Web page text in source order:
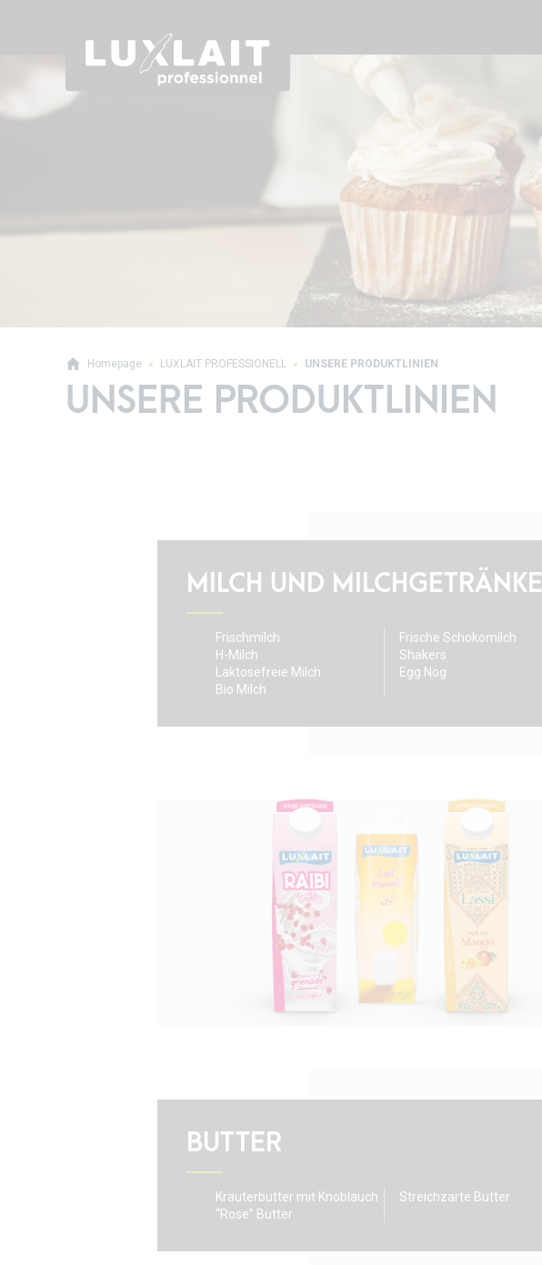
Homepage LUXLAIT PROFESSIONELL UNSERE PRODUKTLINIEN
UNSERE PRODUKTLINIEN
MILCH UND MILCHGETRÄNKE
Frischmilch
H-Milch
Laktosefreie Milch
Bio Milch
Frische Schokomilch
Shakers
Egg Nog
BUTTER
Kräuterbutter mit Knoblauch
“Rose” Butter
Streichzarte Butter